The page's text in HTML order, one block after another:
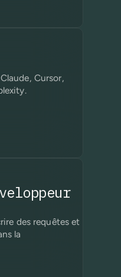
Cursor,
des requêtes et
la